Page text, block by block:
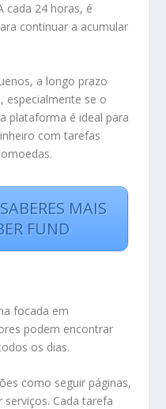
cada 24 horas, é
continuar a acumular
a longo prazo
especialmente se o
plataforma é ideal para
com tarefas
MAIS
FUND
focada em
podem encontrar
os dias.
como seguir páginas,
Cada tarefa